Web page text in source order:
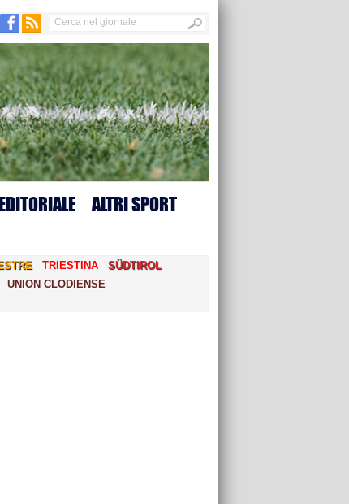
ALTRI SPORT
TRIESTINA
SÜDTIROL
UNION CLODIENSE